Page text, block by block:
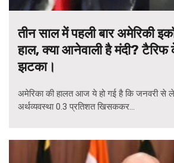
तीन साल में पहली बार अमेरिकी
हाल, क्या आनेवाली है मंदी? टैरिफ
झटका।
अमेरिका की हालत आज ये हो गई है कि जनवरी से
अर्थव्यवस्था 0.3 प्रतिशत खिसककर...